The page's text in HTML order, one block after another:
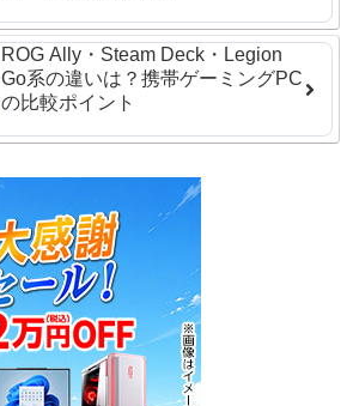
ROG Ally・Steam Deck・Legion
Go系の違いは？携帯ゲーミングPC
の比較ポイント